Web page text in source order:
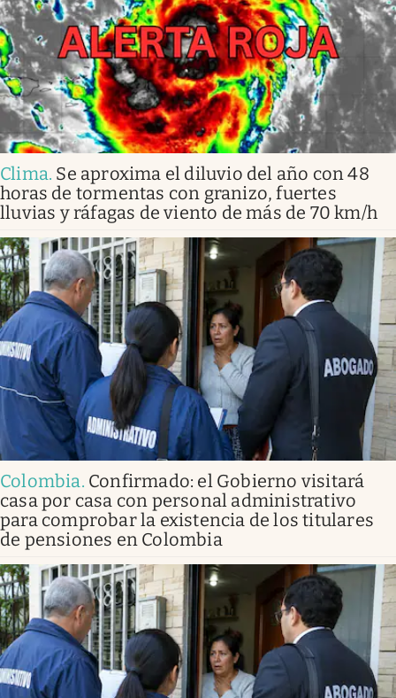
Clima. Se aproxima el diluvio del año con 48
horas de tormentas con granizo, fuertes
lluvias y ráfagas de viento de más de 70 km/h
Colombia. Confirmado: el Gobierno visitará
casa por casa con personal administrativo
para comprobar la existencia de los titulares
de pensiones en Colombia